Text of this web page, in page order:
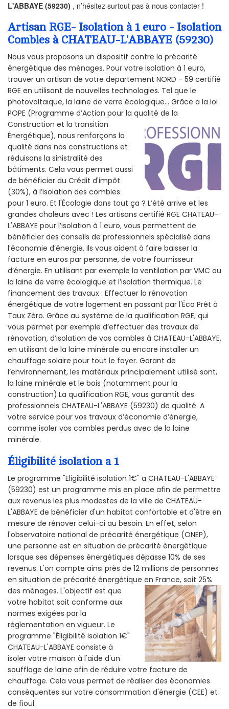
L'ABBAYE (59230) , n’hésitez surtout pas à nous contacter !
Artisan RGE- Isolation à 1 euro - Isolation
Combles à CHATEAU-L'ABBAYE (59230)
Nous vous proposons un dispositif contre la précarité
énergétique des ménages. Pour votre isolation à 1 euro,
trouver un artisan de votre departement NORD - 59 certifié
RGE en utilisant de nouvelles technologies. Tel que le
photovoltaïque, la laine de verre écologique... Grâce a la loi
POPE (Programme d’Action pour la qualité de la
Construction et la transition
Énergétique), nous renforçons la
qualité dans nos constructions et
réduisons la sinistralité des
bâtiments. Cela vous permet aussi
de bénéficier du Crédit d'impôt
(30%), à l’isolation des combles
pour 1 euro. Et l'Écologie dans tout ça ? L’été arrive et les
grandes chaleurs avec ! Les artisans certifié RGE CHATEAU-
L'ABBAYE pour l’isolation à 1 euro, vous permettent de
bénéficier des conseils de professionnels spécialisé dans
l’économie d’énergie. Ils vous aident à faire baisser la
facture en euros par personne, de votre fournisseur
d’énergie. En utilisant par exemple la ventilation par VMC ou
la laine de verre écologique et l’isolation thermique. Le
financement des travaux : Effectuer la rénovation
énergétique de votre logement en passant par l'Éco Prêt à
Taux Zéro. Grâce au système de la qualification RGE, qui
vous permet par exemple d’effectuer des travaux de
rénovation, d’isolation de vos combles à CHATEAU-L'ABBAYE,
en utilisant de la laine minérale ou encore installer un
chauffage solaire pour tout le foyer. Garant de
l’environnement, les matériaux principalement utilisé sont,
la laine minérale et le bois (notamment pour la
construction).La qualification RGE, vous garantit des
professionnels CHATEAU-L'ABBAYE (59230) de qualité. A
votre service pour vos travaux d’économie d’énergie,
comme isoler vos combles perdus avec de la laine
minérale.
Éligibilité isolation a 1
Le programme "Eligibilité isolation 1€" a CHATEAU-L'ABBAYE
(59230) est un programme mis en place afin de permettre
aux revenus les plus modestes de la ville de CHATEAU-
L'ABBAYE de bénéficier d'un habitat confortable et d'être en
mesure de rénover celui-ci au besoin. En effet, selon
l'observatoire national de précarité énergétique (ONEP),
une personne est en situation de précarité énergétique
lorsque ses dépenses énergétiques dépasse 10% de ses
revenus. L'on compte ainsi près de 12 millions de personnes
en situation de précarité énergétique en France, soit 25%
des ménages. L'objectif est que
votre habitat soit conforme aux
normes exigées par la
réglementation en vigueur. Le
programme "Éligibilité isolation 1€"
CHATEAU-L'ABBAYE consiste à
isoler votre maison à l'aide d'un
soufflage de laine afin de réduire votre facture de
chauffage. Cela vous permet de réaliser des économies
conséquentes sur votre consommation d'énergie (CEE) et
de fioul.